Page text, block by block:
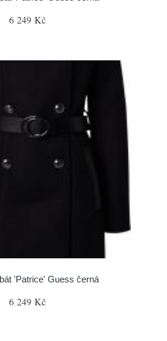
6 249 Kč
'Patrice' Guess černá
6 249 Kč